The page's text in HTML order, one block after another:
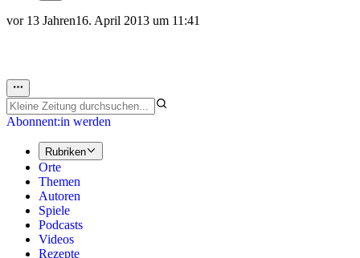
vor 13 Jahren16. April 2013 um 11:41
Abonnent:in werden
Rubriken
Orte
Themen
Autoren
Spiele
Podcasts
Videos
Rezepte